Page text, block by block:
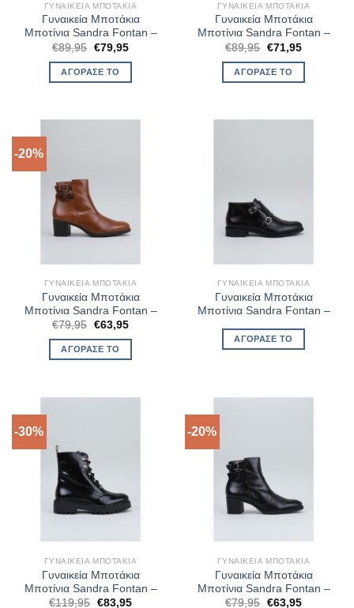
ΓΥΝΑΙΚΕΊΑ ΜΠΟΤΆΚΙΑ
Γυναικεία Μποτάκια
Μποτίνια Sandra Fontan –
€89,95 Original
price
was:
€89,95.
€79,95Η
τιμή
ΑΓΌΡΑΣΈ ΤΟ
ΓΥΝΑΙΚΕΊΑ ΜΠΟΤΆΚΙΑ
Γυναικεία Μποτάκια
Μποτίνια Sandra Fontan –
€89,95 Original
price
was:
€89,95.
€71,95Η
τιμή
ΑΓΌΡΑΣΈ ΤΟ
-20%
ΓΥΝΑΙΚΕΊΑ ΜΠΟΤΆΚΙΑ
Γυναικεία Μποτάκια
Μποτίνια Sandra Fontan –
€79,95 Original
was:
€79,95.
€63,95Η
ΑΓΌΡΑΣΈ ΤΟ
ΓΥΝΑΙΚΕΊΑ ΜΠΟΤΆΚΙΑ
Γυναικεία Μποτάκια
Μποτίνια Sandra Fontan –
ΑΓΌΡΑΣΈ ΤΟ
-30%
ΓΥΝΑΙΚΕΊΑ ΜΠΟΤΆΚΙΑ
Γυναικεία Μποτάκια
Μποτίνια Sandra Fontan –
€119,95 Original
€83,95Η
-20%
ΓΥΝΑΙΚΕΊΑ ΜΠΟΤΆΚΙΑ
Γυναικεία Μποτάκια
Μποτίνια Sandra Fontan –
€79,95 Original
€63,95Η